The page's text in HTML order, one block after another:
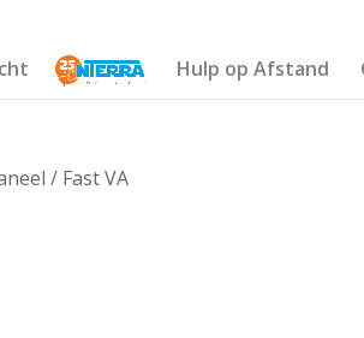
Hulp op Afstand
/ Fast VA